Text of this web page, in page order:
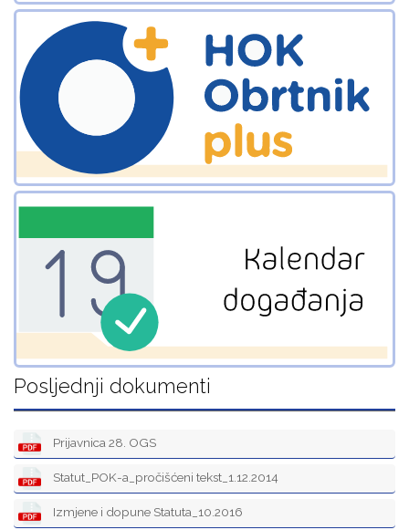
Posljednji dokumenti
Prijavnica 28. OGS
Statut_POK-a_pročišćeni tekst_1.12.2014
Izmjene i dopune Statuta_10.2016